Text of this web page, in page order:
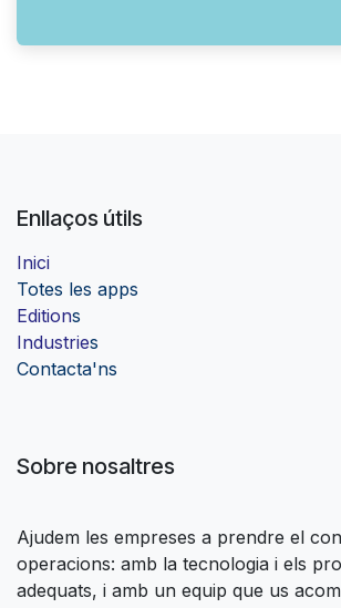
Enllaços útils
Inici
Totes les apps
Editions
Industries
Contacta'ns
Sobre nosaltres
Ajudem les empreses a prendre el
operacions: amb la tecnologia i els
adequats, i amb un equip que us